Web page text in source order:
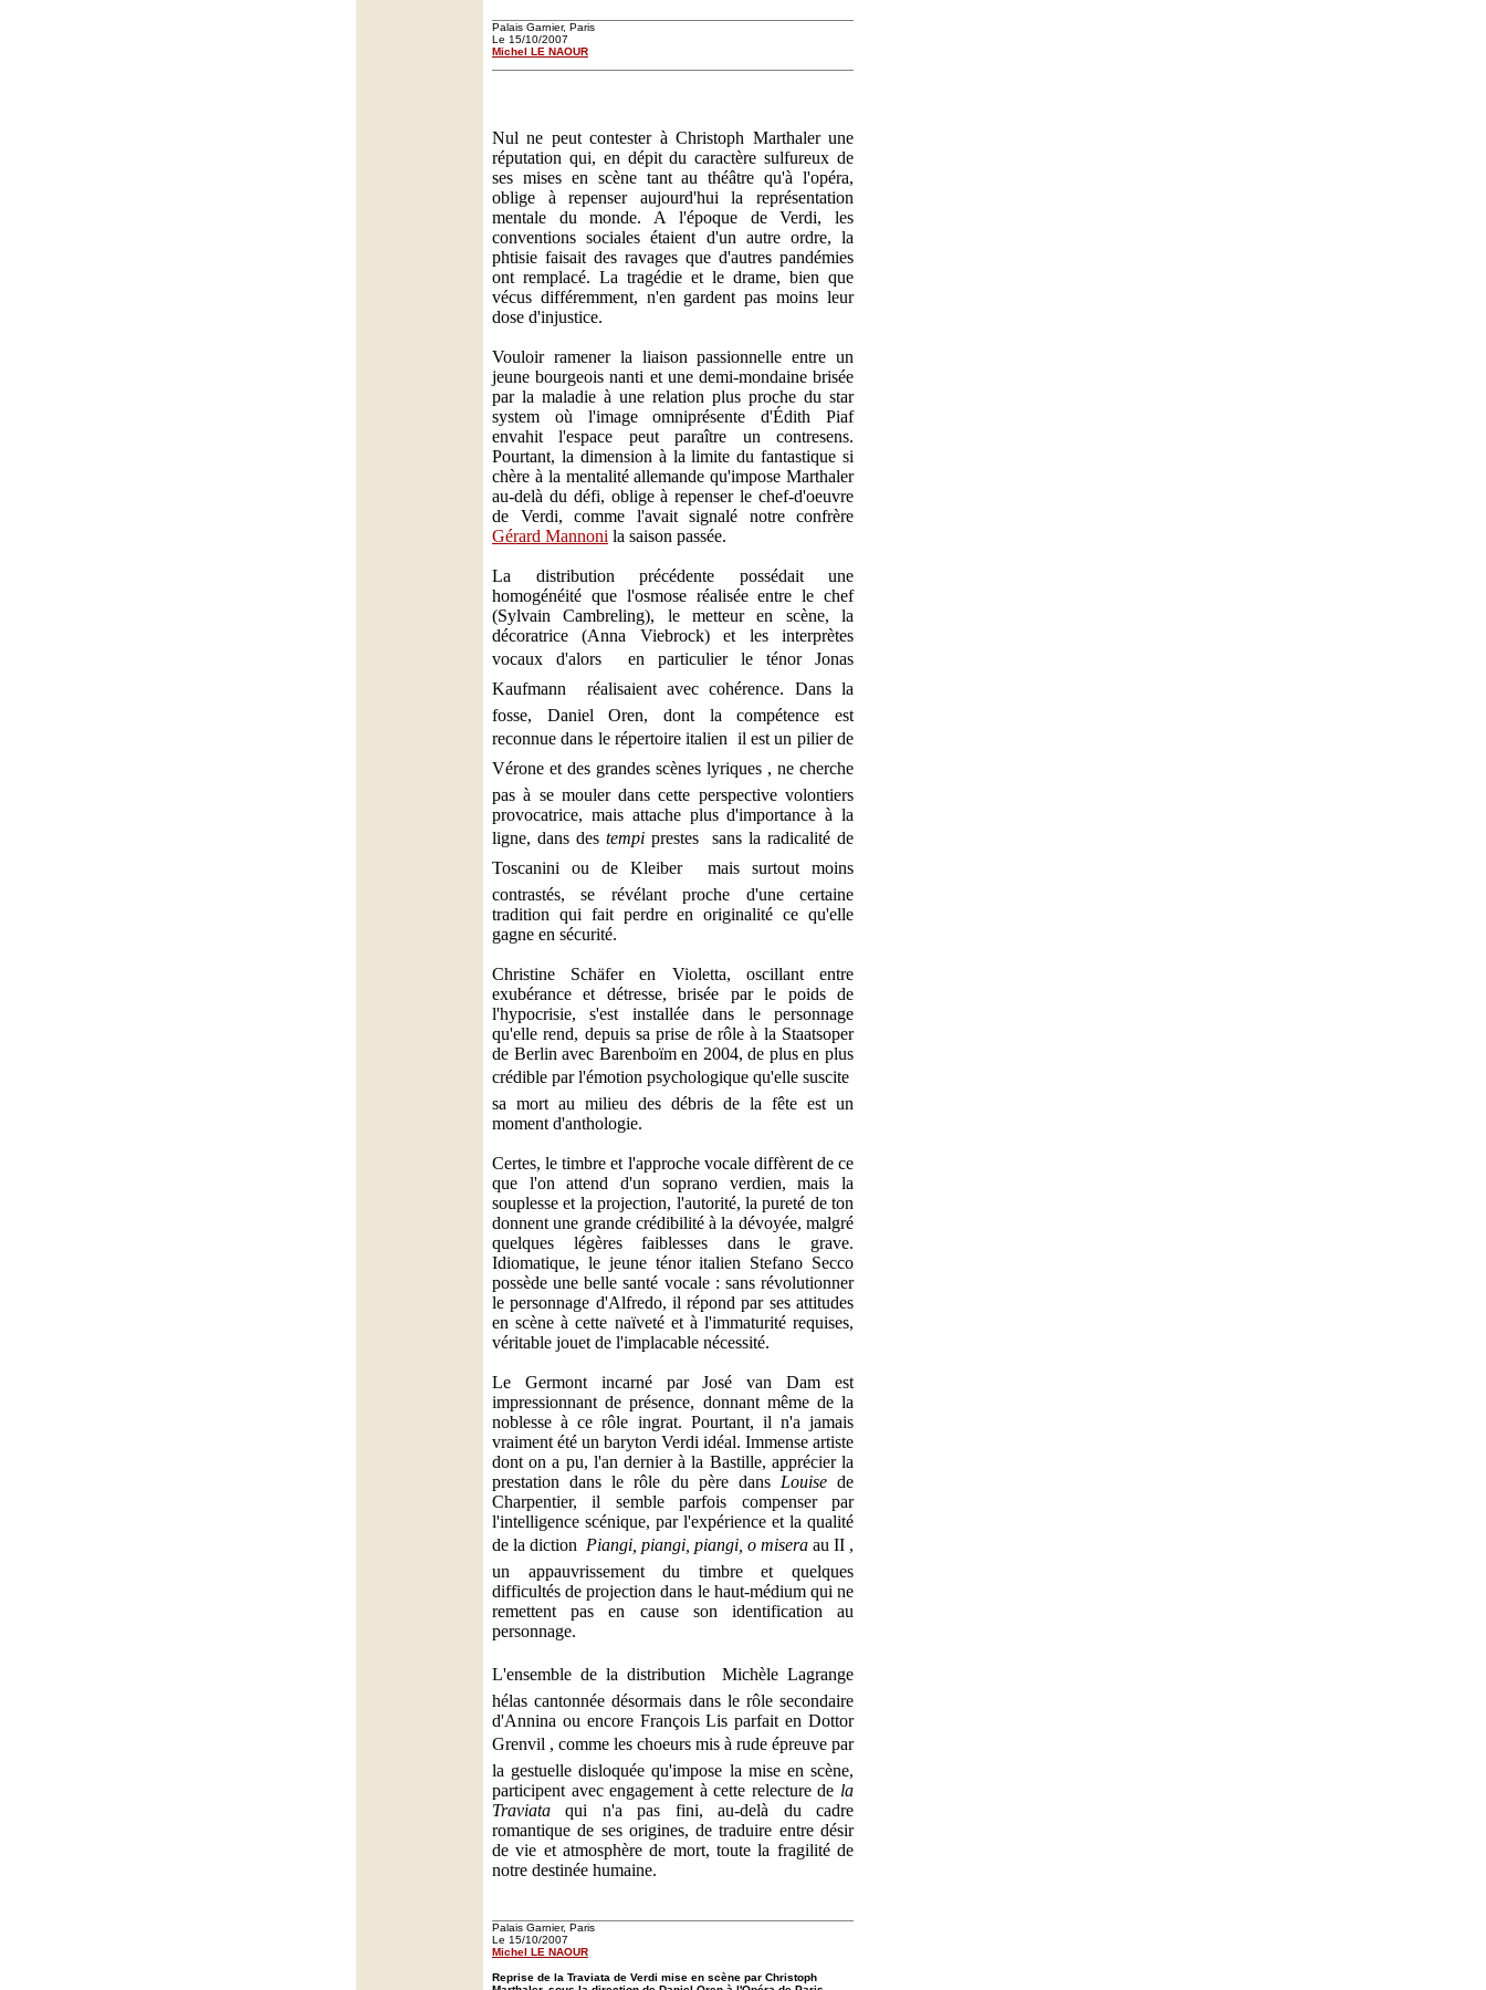
Palais Garnier, Paris
Le 15/10/2007
Michel LE NAOUR
Nul ne peut contester à Christoph Marthaler une
réputation qui, en dépit du caractère sulfureux de
ses mises en scène tant au théâtre qu'à l'opéra,
oblige à repenser aujourd'hui la représentation
mentale du monde. A l'époque de Verdi, les
conventions sociales étaient d'un autre ordre, la
phtisie faisait des ravages que d'autres pandémies
ont remplacé. La tragédie et le drame, bien que
vécus différemment, n'en gardent pas moins leur
dose d'injustice.
Vouloir ramener la liaison passionnelle entre un
jeune bourgeois nanti et une demi-mondaine brisée
par la maladie à une relation plus proche du star
system où l'image omniprésente d'Édith Piaf
envahit l'espace peut paraître un contresens.
Pourtant, la dimension à la limite du fantastique si
chère à la mentalité allemande qu'impose Marthaler
au-delà du défi, oblige à repenser le chef-d'oeuvre
de Verdi, comme l'avait signalé notre confrère
Gérard Mannoni la saison passée.
La distribution précédente possédait une
homogénéité que l'osmose réalisée entre le chef
(Sylvain Cambreling), le metteur en scène, la
décoratrice (Anna Viebrock) et les interprètes
vocaux d'alors  en particulier le ténor Jonas
Kaufmann  réalisaient avec cohérence. Dans la
fosse, Daniel Oren, dont la compétence est
reconnue dans le répertoire italien  il est un pilier de
Vérone et des grandes scènes lyriques , ne cherche
pas à se mouler dans cette perspective volontiers
provocatrice, mais attache plus d'importance à la
ligne, dans des tempi prestes  sans la radicalité de
Toscanini ou de Kleiber  mais surtout moins
contrastés, se révélant proche d'une certaine
tradition qui fait perdre en originalité ce qu'elle
gagne en sécurité.
Christine Schäfer en Violetta, oscillant entre
exubérance et détresse, brisée par le poids de
l'hypocrisie, s'est installée dans le personnage
qu'elle rend, depuis sa prise de rôle à la Staatsoper
de Berlin avec Barenboïm en 2004, de plus en plus
crédible par l'émotion psychologique qu'elle suscite 
sa mort au milieu des débris de la fête est un
moment d'anthologie.
Certes, le timbre et l'approche vocale diffèrent de ce
que l'on attend d'un soprano verdien, mais la
souplesse et la projection, l'autorité, la pureté de ton
donnent une grande crédibilité à la dévoyée, malgré
quelques légères faiblesses dans le grave.
Idiomatique, le jeune ténor italien Stefano Secco
possède une belle santé vocale : sans révolutionner
le personnage d'Alfredo, il répond par ses attitudes
en scène à cette naïveté et à l'immaturité requises,
véritable jouet de l'implacable nécessité.
Le Germont incarné par José van Dam est
impressionnant de présence, donnant même de la
noblesse à ce rôle ingrat. Pourtant, il n'a jamais
vraiment été un baryton Verdi idéal. Immense artiste
dont on a pu, l'an dernier à la Bastille, apprécier la
prestation dans le rôle du père dans Louisede
Charpentier, il semble parfois compenser par
l'intelligence scénique, par l'expérience et la qualité
de la diction  Piangi, piangi, piangi, o misera au II ,
un appauvrissement du timbre et quelques
difficultés de projection dans le haut-médium qui ne
remettent pas en cause son identification au
personnage.
L'ensemble de la distribution  Michèle Lagrange
hélas cantonnée désormais dans le rôle secondaire
d'Annina ou encore François Lis parfait en Dottor
Grenvil , comme les choeurs mis à rude épreuve par
la gestuelle disloquée qu'impose la mise en scène,
participent avec engagement à cette relecture de la
Traviata qui n'a pas fini, au-delà du cadre
romantique de ses origines, de traduire entre désir
de vie et atmosphère de mort, toute la fragilité de
notre destinée humaine.
Palais Garnier, Paris
Le 15/10/2007
Michel LE NAOUR
Reprise de la Traviata de Verdi mise en scène par Christoph